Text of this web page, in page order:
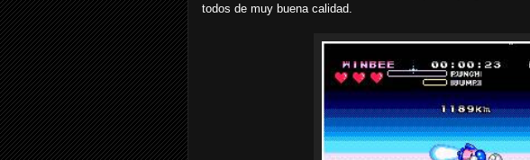
todos de muy buena calidad.